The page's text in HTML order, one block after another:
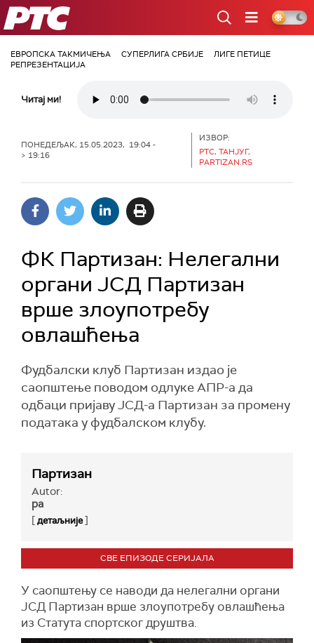
РТС
ЕВРОПСКА ТАКМИЧЕЊА СУПЕРЛИГА СРБИЈЕ
ЛИГЕ ПЕТИЦЕ
РЕПРЕЗЕНТАЦИЈА
Читај ми!
ПОНЕДЕЉАК, 15.05.2023, 19:04 -
> 19:16
ИЗВОР:
РТС, ТАНЈУГ,
PARTIZAN.RS
ФК Партизан: Нелегални
органи ЈСД Партизан
врше злоупотребу
овлашћења
Фудбалски клуб Партизан издао је
саопштење поводом одлуке АПР-а да
одбаци пријаву ЈСД-а Партизан за промену
података у фудбалском клубу.
Партизан
Autor:
ра
[детаљније]
СВЕ ЕПИЗОДЕ СЕРИЈАЛА
У саопштењу се наводи да нелегални органи
ЈСД Партизан врше злоупотребу овлашћења
из Статута спортског друштва.